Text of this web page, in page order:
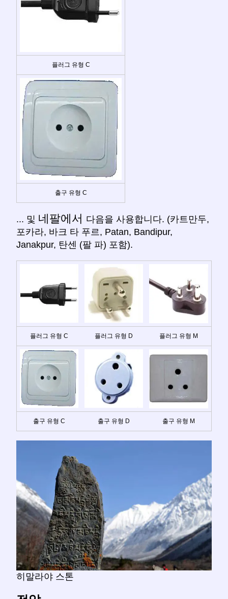
플러그 유형 C
출구 유형 C
... 및 네팔에서 다음을 사용합니다. (카트만두,
포카라, 바크 타 푸르, Patan, Bandipur,
Janakpur, 탄센 (팔 파) 포함).
플러그 유형 C 플러그 유형 D 플러그 유형 M
출구 유형 C 출구 유형 D 출구 유형 M
히말라야 스톤